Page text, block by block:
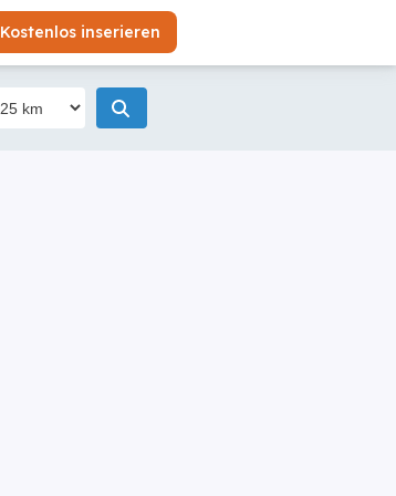
Kostenlos inserieren